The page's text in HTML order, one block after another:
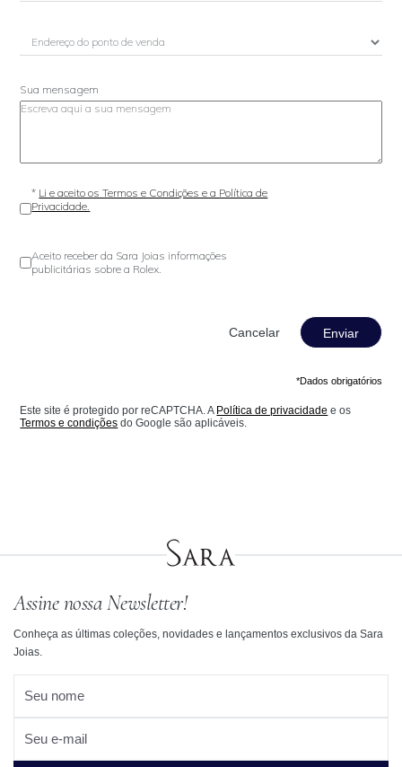
Sua mensagem
* Li e aceito os Termos e Condições e a Política de
Privacidade.
Aceito receber da Sara Joias informações
publicitárias sobre a Rolex.
Enviar
*Dados obrigatórios
Este site é protegido por reCAPTCHA. A Política de privacidade e os
Termos e condições do Google são aplicáveis.
Assine nossa Newsletter!
Conheça as últimas coleções, novidades e lançamentos exclusivos da Sara
Joias.
Seu nome
Seu e-mail